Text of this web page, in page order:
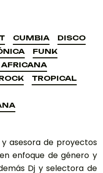
CUMBIA
CUMBIA
DISCO
DISCO
FUNK
FUNK
TROPICAL
TROPICAL
asesora de proyectos
enfoque de género y
Dj y selectora de